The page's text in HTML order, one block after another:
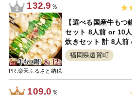
132.9 ％
PR:楽天ふるさと納税
【選べる国産牛も
セット 8人前 or 10
炊きセット 計 8人前
鍋ミックスホルモン
もつなべ ちゃんぽん
福岡県遠賀町
109.0 ％